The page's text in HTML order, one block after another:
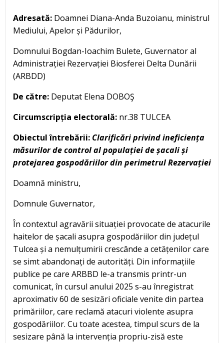
Adresată: Doamnei Diana-Anda Buzoianu, ministrul
Mediului, Apelor și Pădurilor,
Domnului Bogdan-Ioachim Bulete, Guvernator al
Administrației Rezervației Biosferei Delta Dunării
(ARBDD)
De către: Deputat Elena DOBOŞ
Circumscripția electorală: nr.38 TULCEA
Obiectul întrebării: Clarificări privind ineficiența
măsurilor de control al populației de șacali și
protejarea gospodăriilor din perimetrul Rezervației
Doamnă ministru,
Domnule Guvernator,
În contextul agravării situației provocate de atacurile
haitelor de șacali asupra gospodăriilor din județul
Tulcea și a nemulțumirii crescânde a cetățenilor care
se simt abandonați de autorități. Din informațiile
publice pe care ARBBD le-a transmis printr-un
comunicat, în cursul anului 2025 s-au înregistrat
aproximativ 60 de sesizări oficiale venite din partea
primăriilor, care reclamă atacuri violente asupra
gospodăriilor. Cu toate acestea, timpul scurs de la
sesizare până la intervenția propriu-zisă este